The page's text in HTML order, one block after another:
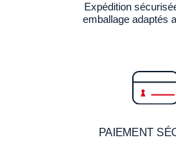
Expédition
emballage adaptés
PAIEMENT